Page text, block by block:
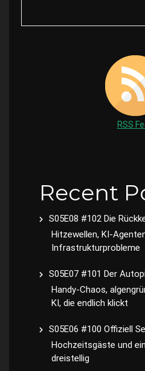
RSS
Recent
S05E08 #102 Die
Hitzewellen, KI-
Infrastrukturprobleme
S05E07 #101 Der
Handy-Chaos,
KI, die endlich klickt
S05E06 #100 Offiziell
Hochzeitsgäste und
dreistellig